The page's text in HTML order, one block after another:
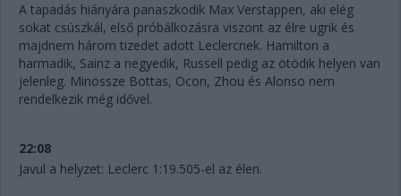
A tapadás hiányára panaszkodik Max Verstappen, aki elég
sokat csúszkál, első próbálkozásra viszont az élre ugrik és
majdnem három tizedet adott Leclercnek. Hamilton a
harmadik, Sainz a negyedik, Russell pedig az ötödik helyen van
jelenleg. Minössze Bottas, Ocon, Zhou és Alonso nem
rendelkezik még idővel.
22:08
Javul a helyzet: Leclerc 1:19.505-el az élen.